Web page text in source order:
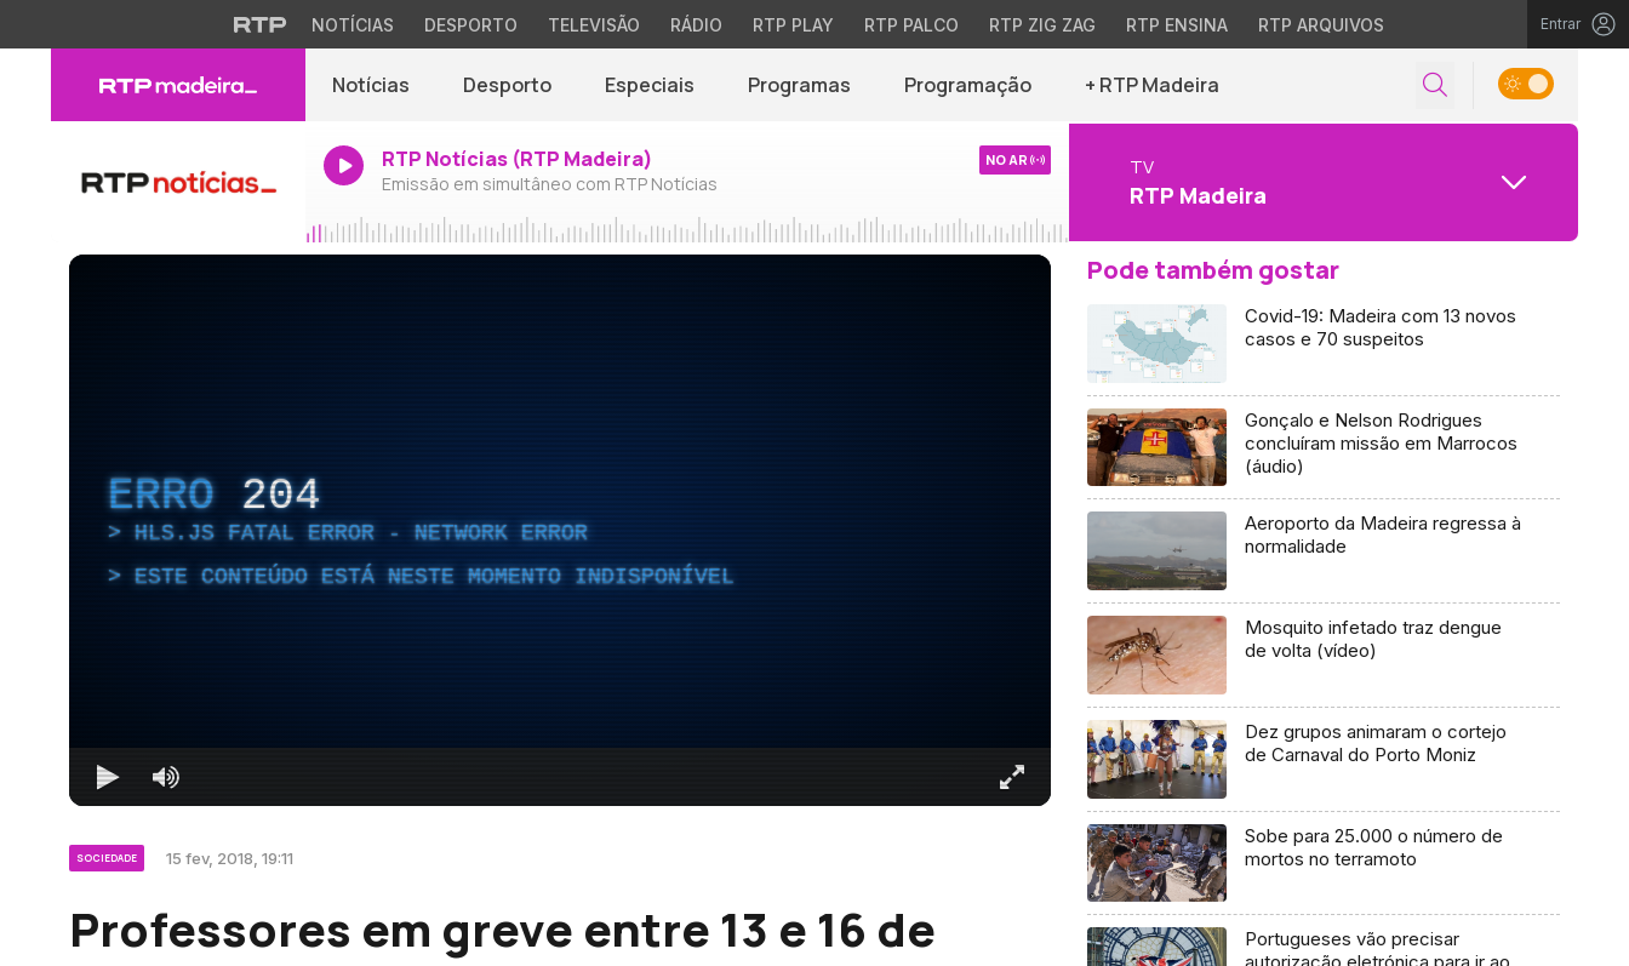
NOTÍCIAS DESPORTO TELEVISÃO RÁDIO RTP PLAY RTP PALCO RTP ZIG ZAG RTP ENSINA RTP ARQUIVOS Entrar
Notícias Desporto Especiais Programas Programação + RTP Madeira
RTP Notícias (RTP Madeira)
Emissão em simultâneo com RTP Notícias
NO AR TV
RTP Madeira
ERRO 204
HLS.JS FATAL ERROR - NETWORK ERROR
ESTE CONTEÚDO ESTÁ NESTE MOMENTO INDISPONÍVEL
SOCIEDADE 15 fev, 2018, 19:11
Professores em greve entre 13 e 16 de
Pode também gostar
Covid-19: Madeira com 13 novos
casos e 70 suspeitos
Gonçalo e Nelson Rodrigues
concluíram missão em Marrocos
(áudio)
Aeroporto da Madeira regressa à
normalidade
Mosquito infetado traz dengue
de volta (vídeo)
Dez grupos animaram o cortejo
de Carnaval do Porto Moniz
Sobe para 25.000 o número de
mortos no terramoto
Portugueses vão precisar